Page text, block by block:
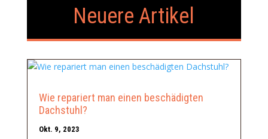
Neuere Artikel
Wie repariert man einen beschädigten
Dachstuhl?
Okt. 9, 2023